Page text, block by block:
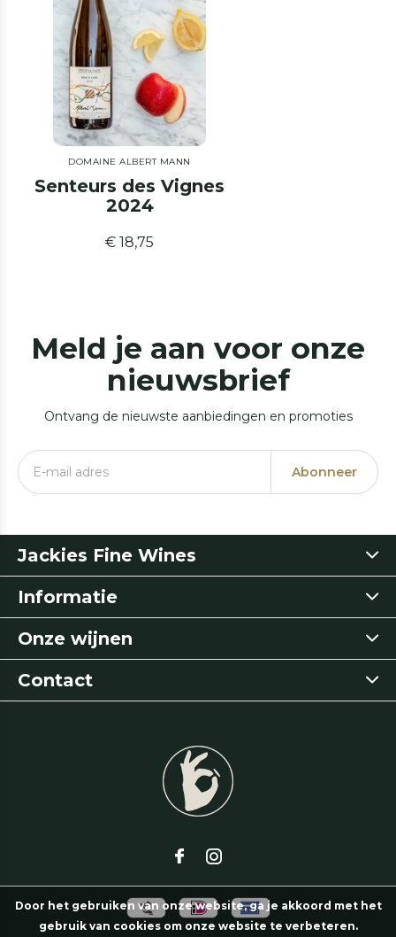
DOMAINE ALBERT MANN
Senteurs des Vignes
2024
€ 18,75
Meld je aan voor onze
nieuwsbrief
Ontvang de nieuwste aanbiedingen en promoties
Abonneer
Jackies Fine Wines
Informatie
Onze wijnen
Contact
Door het gebruiken van onze website, ga je akkoord met het
gebruik van cookies om onze website te verbeteren.